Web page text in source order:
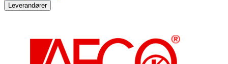
Leverandører